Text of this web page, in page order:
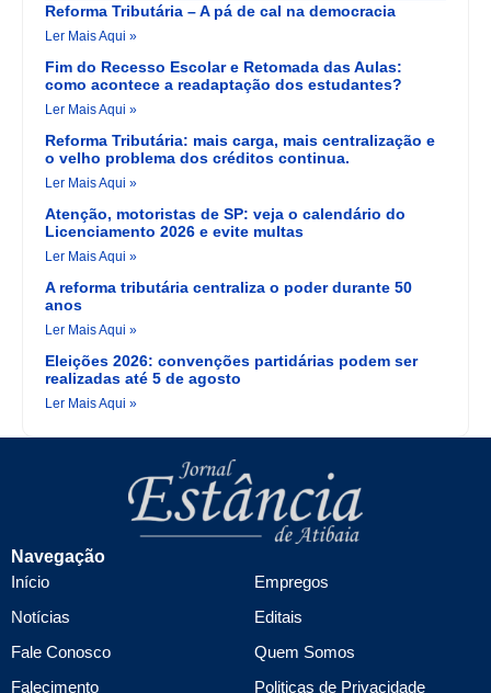
Reforma Tributária – A pá de cal na democracia
Ler Mais Aqui »
Fim do Recesso Escolar e Retomada das Aulas:
como acontece a readaptação dos estudantes?
Ler Mais Aqui »
Reforma Tributária: mais carga, mais centralização e
o velho problema dos créditos continua.
Ler Mais Aqui »
Atenção, motoristas de SP: veja o calendário do
Licenciamento 2026 e evite multas
Ler Mais Aqui »
A reforma tributária centraliza o poder durante 50
anos
Ler Mais Aqui »
Eleições 2026: convenções partidárias podem ser
realizadas até 5 de agosto
Ler Mais Aqui »
Navegação
Início
Notícias
Fale Conosco
Falecimento
Empregos
Editais
Quem Somos
Politicas de Privacidade